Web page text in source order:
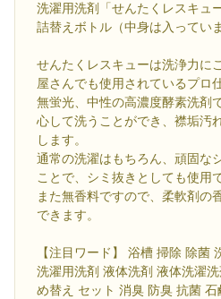
洗濯用洗剤「せんたくレスキュ
詰替えボトル（中身は入ってい
せんたくレスキューは洗浄力に
屋さんでも使用されているプロ
無蛍光、中性の高濃度酵素洗剤
心して洗うことができ、襟垢汚
します。
通常の洗濯はもちろん、頑固な
ことで、シミ抜きとしても使用
また無香料ですので、柔軟剤の
できます。
【注目ワード】 浴槽 掃除 除菌
洗濯用洗剤 液体洗剤 液体洗濯
め替え セット 消臭 防臭 抗菌 石